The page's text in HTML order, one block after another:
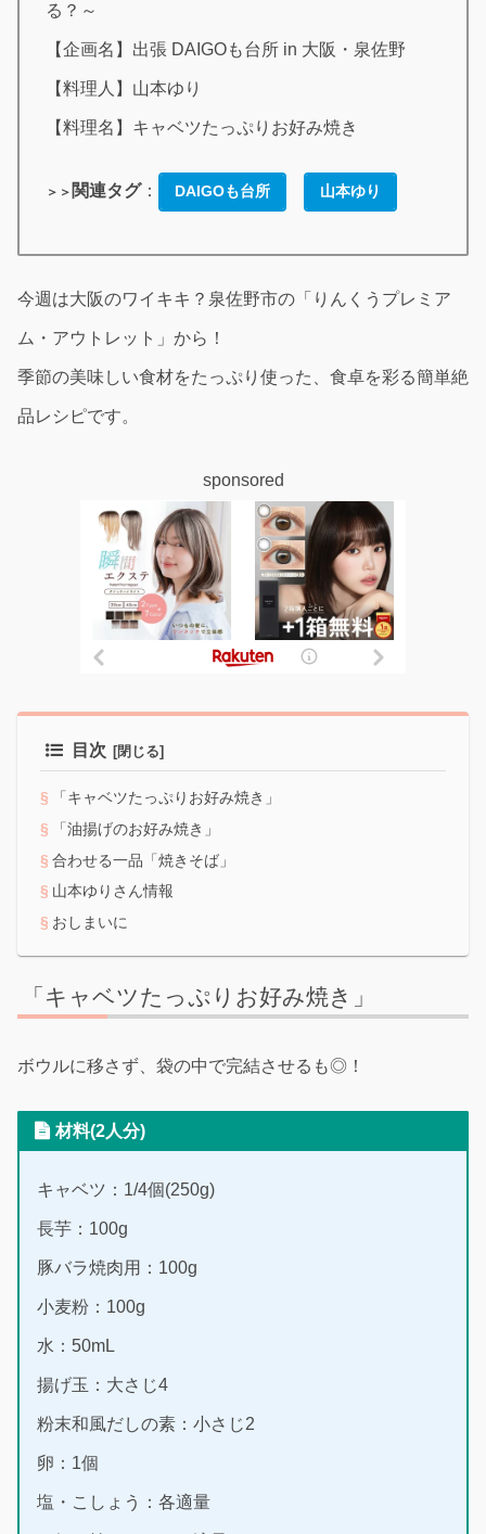
る？～
【企画名】出張 DAIGOも台所 in 大阪・泉佐野
【料理人】山本ゆり
【料理名】キャベツたっぷりお好み焼き
＞＞ 関連タグ： DAIGOも台所 山本ゆり
今週は大阪のワイキキ？泉佐野市の「りんくうプレミア
ム・アウトレット」から！
季節の美味しい食材をたっぷり使った、食卓を彩る簡単絶
品レシピです。
sponsored
目次
「キャベツたっぷりお好み焼き」
「油揚げのお好み焼き」
合わせる一品「焼きそば」
山本ゆりさん情報
おしまいに
「キャベツたっぷりお好み焼き」
ボウルに移さず、袋の中で完結させるも◎！
材料(2人分)
キャベツ：1/4個(250g)
長芋：100g
豚バラ焼肉用：100g
小麦粉：100g
水：50mL
揚げ玉：大さじ4
粉末和風だしの素：小さじ2
卵：1個
塩・こしょう：各適量